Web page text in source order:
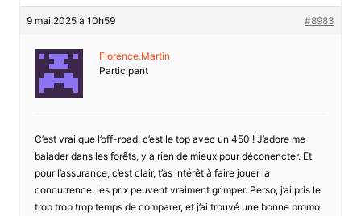
9 mai 2025 à 10h59 #8983
Florence.Martin
Participant
C’est vrai que l’off-road, c’est le top avec un 450 ! J’adore me
balader dans les forêts, y a rien de mieux pour déconencter. Et
pour l’assurance, c’est clair, t’as intérêt à faire jouer la
concurrence, les prix peuvent vraiment grimper. Perso, j’ai pris le
trop trop trop temps de comparer, et j’ai trouvé une bonne promo